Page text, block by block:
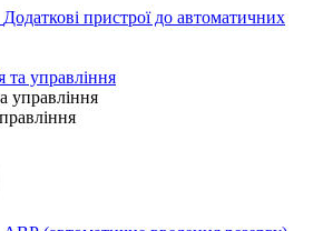
Додаткові пристрої до автоматичних
та управління
управління